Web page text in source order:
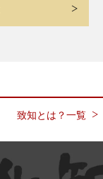
致知とは？一覧